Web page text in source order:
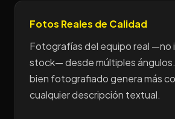
Fotos Reales de Calidad
Fotografías del equipo real —no
stock— desde múltiples
bien fotografiado genera más
cualquier descripción textual.